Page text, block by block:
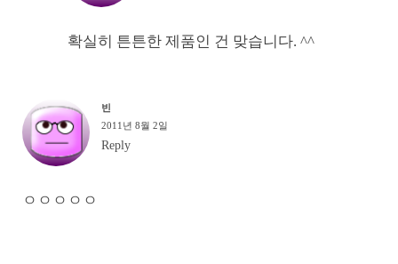
확실히 튼튼한 제품인 건 맞습니다. ^^
빈
2011년 8월 2일
Reply
ㅇㅇㅇㅇㅇ